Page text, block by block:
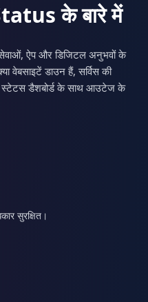
के बारे में
ऐप और डिजिटल अनुभवों के
वेबसाइटें डाउन हैं, सर्विस की
स्टेटस डैशबोर्ड के साथ आउटेज के
सुरक्षित।